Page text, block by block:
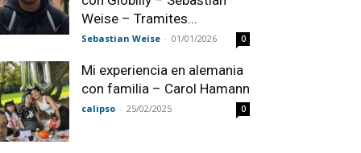
Weise – Tramites...
Sebastian Weise - 01/01/2026 0
Mi experiencia en alemania
con familia – Carol Hamann
calipso - 25/02/2025 0